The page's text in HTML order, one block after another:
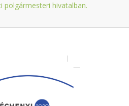
polgármesteri hivatalban.